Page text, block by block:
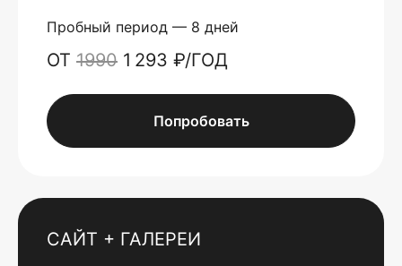
Пробный период — 8 дней
ОТ 1990 1 293 ₽/ГОД
Попробовать
САЙТ + ГАЛЕРЕИ